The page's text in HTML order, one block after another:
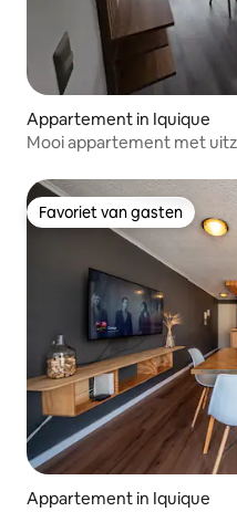
Appartement in Iquique
Mooi appartement met
Favoriet van gasten
Favoriet van gasten
Appartement in Iquique